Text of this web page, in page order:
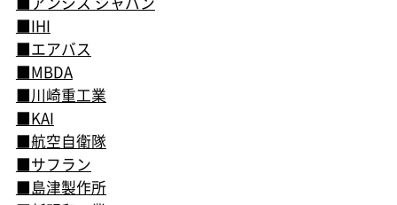
■IHI
■エアバス
■MBDA
■川崎重工業
■KAI
■航空自衛隊
■サフラン
■島津製作所